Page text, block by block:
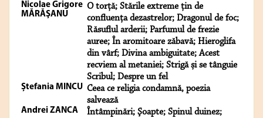
Nicolae Grigore
MĂRĂŞANU
O torță; Stările extreme țin de
confluența dezastrelor; Dragonul de foc;
Răsuflul arderii; Parfumul de frezie
auree; În aromitoare zăbavă; Hieroglifa
din vârf; Divina ambiguitate; Acest
recviem al metaniei; Strigă și se tânguie
Scribul; Despre un fel
Ștefania MINCU Ceea ce religia condamnă, poezia
salvează
Andrei ZANCA
Întâmpinări; Şoapte; Spinul duinez;